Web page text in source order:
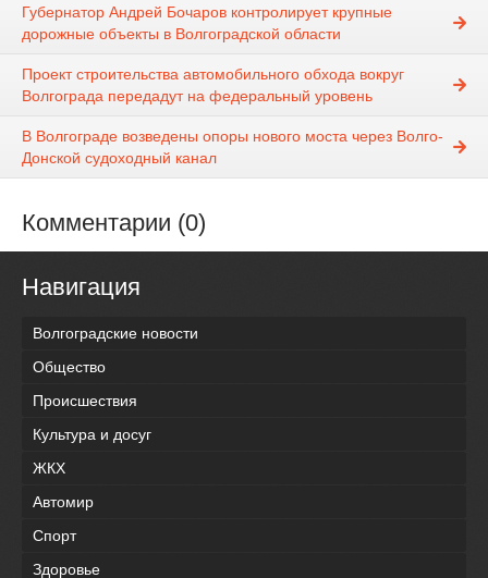
Губернатор Андрей Бочаров контролирует крупные
дорожные объекты в Волгоградской области
Проект строительства автомобильного обхода вокруг
Волгограда передадут на федеральный уровень
В Волгограде возведены опоры нового моста через Волго-
Донской судоходный канал
Комментарии (0)
Навигация
Волгоградские новости
Общество
Происшествия
Культура и досуг
ЖКХ
Автомир
Спорт
Здоровье